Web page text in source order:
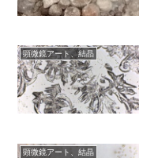
顕微鏡アート、結晶
顕微鏡アート、結晶